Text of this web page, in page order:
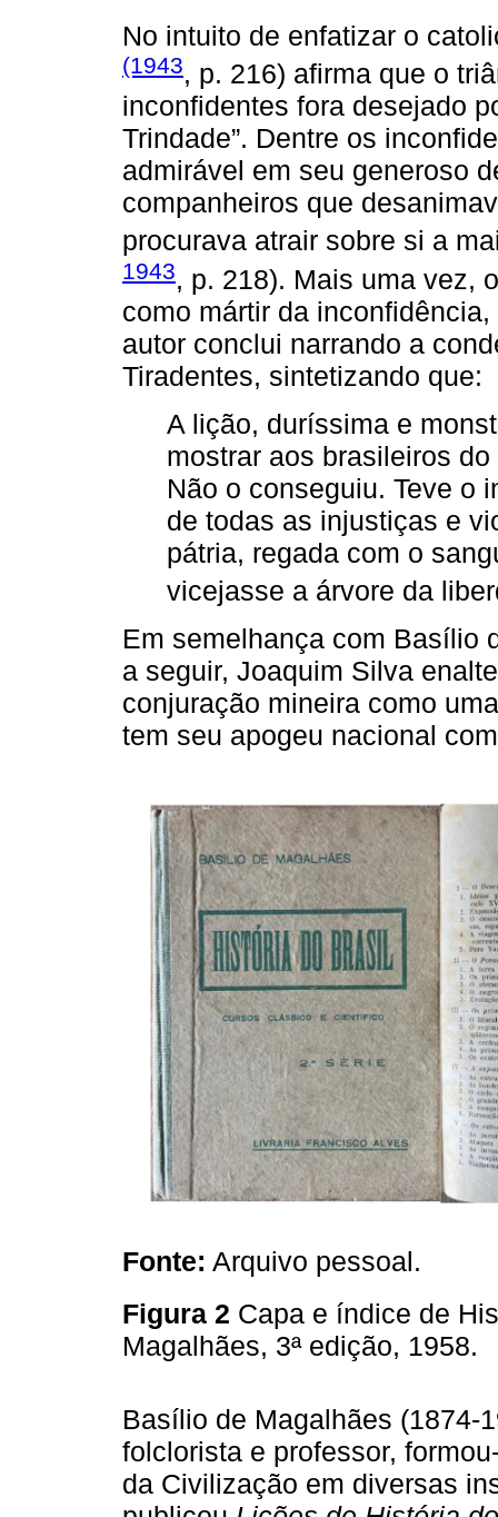
No intuito de enfatizar o
(1943, p. 216) afirma que o
inconfidentes fora desejado
Trindade”. Dentre os
admirável em seu generoso
companheiros que
procurava atrair sobre si a
1943, p. 218). Mais uma vez,
como mártir da
autor conclui narrando a
Tiradentes, sintetizando que:
A lição, duríssima e
mostrar aos brasileiros
Não o conseguiu. Teve o
de todas as injustiças e
pátria, regada com o
vicejasse a árvore da
Em semelhança com Basílio
a seguir, Joaquim Silva
conjuração mineira como
tem seu apogeu nacional
Fonte: Arquivo pessoal.
Figura 2 Capa e índice de
Magalhães, 3ª edição, 1958.
Basílio de Magalhães (1874-
folclorista e professor,
da Civilização em diversas